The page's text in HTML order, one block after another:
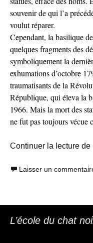
souvenir de qui l’a
voulut réparer.
Cependant, la basilique
quelques fragments des
symboliquement la
exhumations d’octobre
traumatisants de la
République, qui éleva la
1966. Mais la mort des
ne fut pas toujours vécue
Continuer la lecture de
Laisser un
L’école du chat